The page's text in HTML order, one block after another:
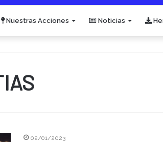
Nuestras Acciones Noticias
02/01/2023